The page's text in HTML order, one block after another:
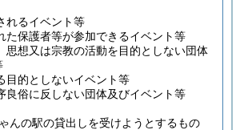
れるイベント等
た保護者等が参加できるイベント等
思想又は宗教の活動を目的としない団体
目的としないイベント等
良俗に反しない団体及びイベント等
んの駅の貸出しを受けようとするもの